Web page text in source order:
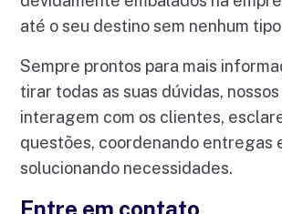
até o seu destino sem nenhum
Sempre prontos para mais
tirar todas as suas dúvidas,
interagem com os clientes,
questões, coordenando entregas
solucionando necessidades.
Entre em contato